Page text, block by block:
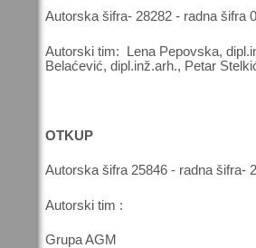
Autorska šifra- 28282 - radna šifra
Autorski tim: Lena Pepovska,
Belaćević, dipl.inž.arh., Petar
OTKUP
Autorska šifra 25846 - radna šifra-
Autorski tim :
Grupa AGM